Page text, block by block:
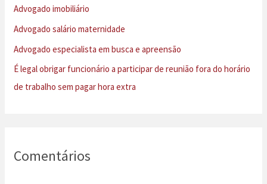
p
o
r
:
Advogado imobiliário
Advogado salário maternidade
Advogado especialista em busca e apreensão
É legal obrigar funcionário a participar de reunião fora do horário
de trabalho sem pagar hora extra
Comentários